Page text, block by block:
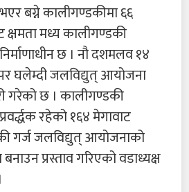
बग्ने कालीगण्डकीमा ६६
मध्य कालीगण्डकी
छ । नौ दशमलव १४
घलेम्दी जलविद्युत् आयोजना
गरेको छ । कालीगण्डकी
रहेको १६४ मेगावाट
गर्ज जलविद्युत् आयोजनाको
प्रस्ताव गरिएको वडाध्यक्ष